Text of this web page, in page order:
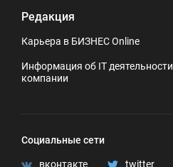
Редакция
Карьера в БИЗНЕС Online
Информация об IT деятельности
компании
Социальные сети
вконтакте twitter